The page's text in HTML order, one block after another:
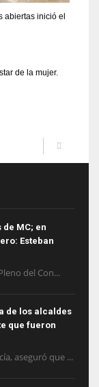
abiertas inició el
de la mujer.
MC; en
Esteban
del Con...
de los alcaldes
que fueron
aseguró que ...